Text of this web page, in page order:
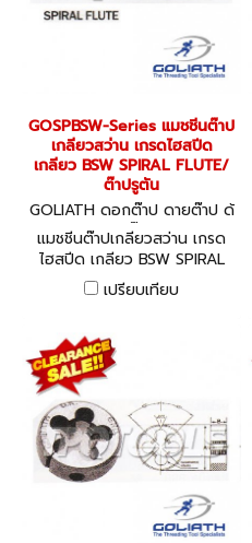
GOSPBSW-Series แมชชีนต๊าป
เกลียวสว่าน เกรดไฮสปีด
เกลียว BSW SPIRAL FLUTE/
ต๊าปรูตัน
GOLIATH ดอกต๊าป ดายต๊าป ด้
ามต๊าป
แมชชีนต๊าปเกลียวสว่าน เกรด
ไฮสปีด เกลียว BSW SPIRAL
FLUTE/ ต๊าปรูตัน
เปรียบเทียบ